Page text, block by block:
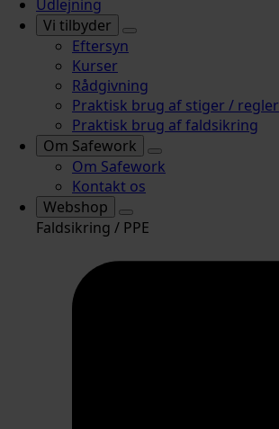
Udlejning
Vi tilbyder
Eftersyn
Kurser
Rådgivning
Praktisk brug af stiger / regler
Praktisk brug af faldsikring
Om Safework
Om Safework
Kontakt os
Webshop
Faldsikring / PPE